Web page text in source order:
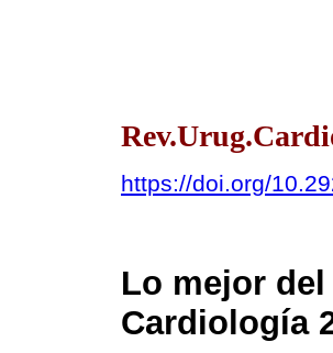
https://doi.org/
Lo mejor
Cardiología